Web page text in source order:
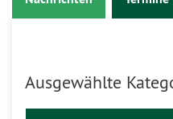
Ausgewählte